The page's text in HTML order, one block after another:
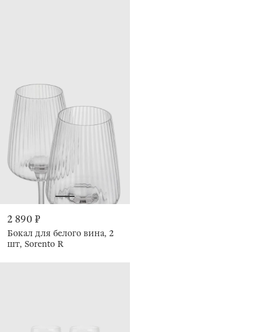
2 890 ₽
Бокал для белого вина, 2
шт, Sorento R